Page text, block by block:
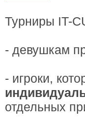
Турниры IT-
- девушкам
- игроки,
отдельных